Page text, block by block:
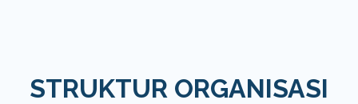
STRUKTUR ORGANISASI